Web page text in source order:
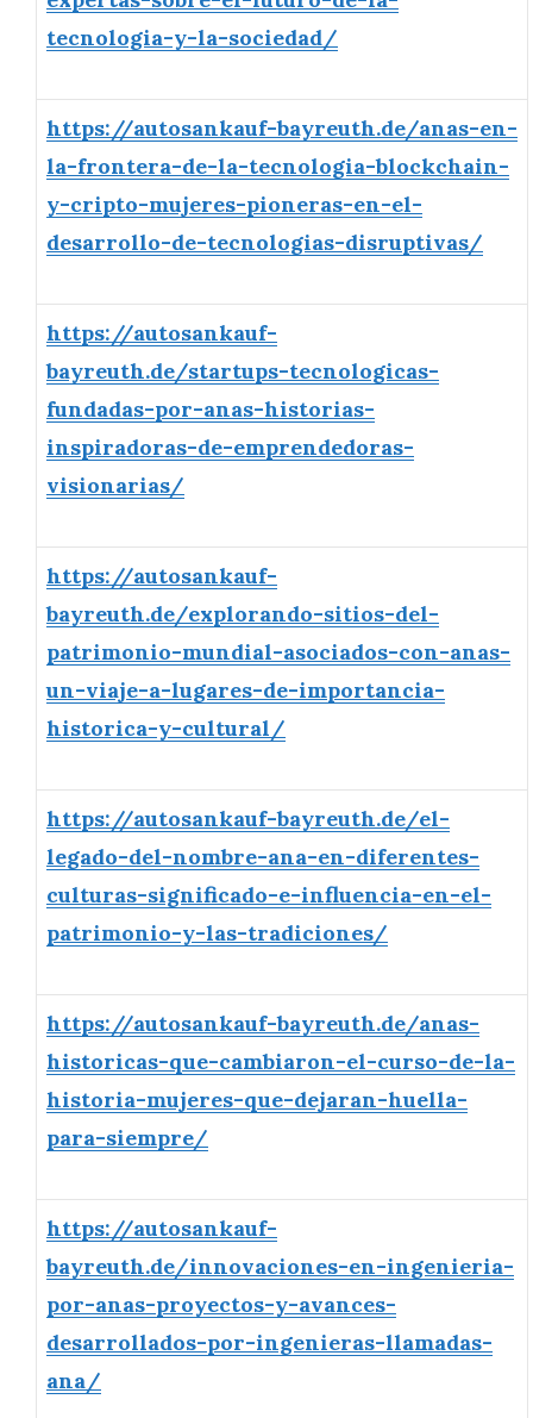
tecnologia-y-la-sociedad/
https://autosankauf-bayreuth.de/anas-en-
la-frontera-de-la-tecnologia-blockchain-
y-cripto-mujeres-pioneras-en-el-
desarrollo-de-tecnologias-disruptivas/
https://autosankauf-
bayreuth.de/startups-tecnologicas-
fundadas-por-anas-historias-
inspiradoras-de-emprendedoras-
visionarias/
https://autosankauf-
bayreuth.de/explorando-sitios-del-
patrimonio-mundial-asociados-con-anas-
un-viaje-a-lugares-de-importancia-
historica-y-cultural/
https://autosankauf-bayreuth.de/el-
legado-del-nombre-ana-en-diferentes-
culturas-significado-e-influencia-en-el-
patrimonio-y-las-tradiciones/
https://autosankauf-bayreuth.de/anas-
historicas-que-cambiaron-el-curso-de-la-
historia-mujeres-que-dejaran-huella-
para-siempre/
https://autosankauf-
bayreuth.de/innovaciones-en-ingenieria-
por-anas-proyectos-y-avances-
desarrollados-por-ingenieras-llamadas-
ana/